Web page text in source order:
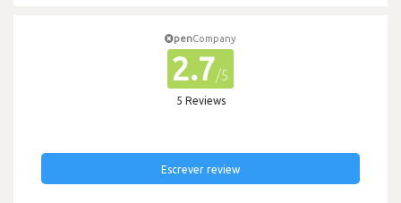
penCompany
2.7/5
5 Reviews
Escrever review